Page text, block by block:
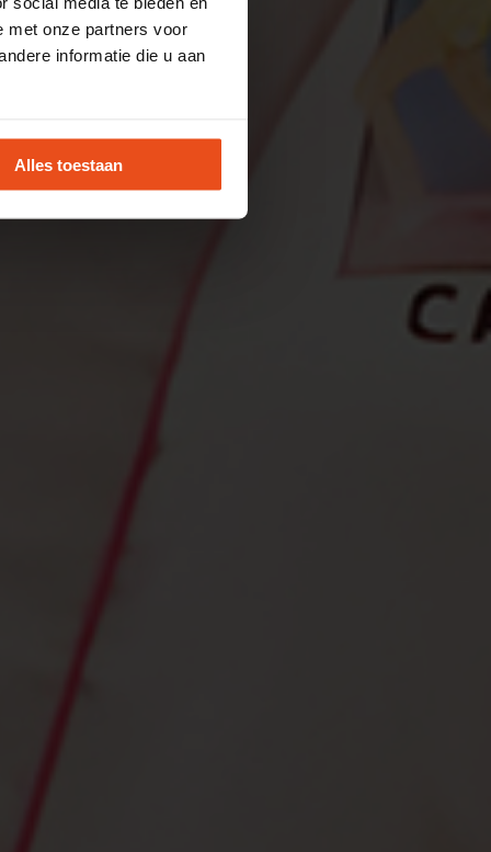
met onze partners voor
informatie die u aan
Alles toestaan